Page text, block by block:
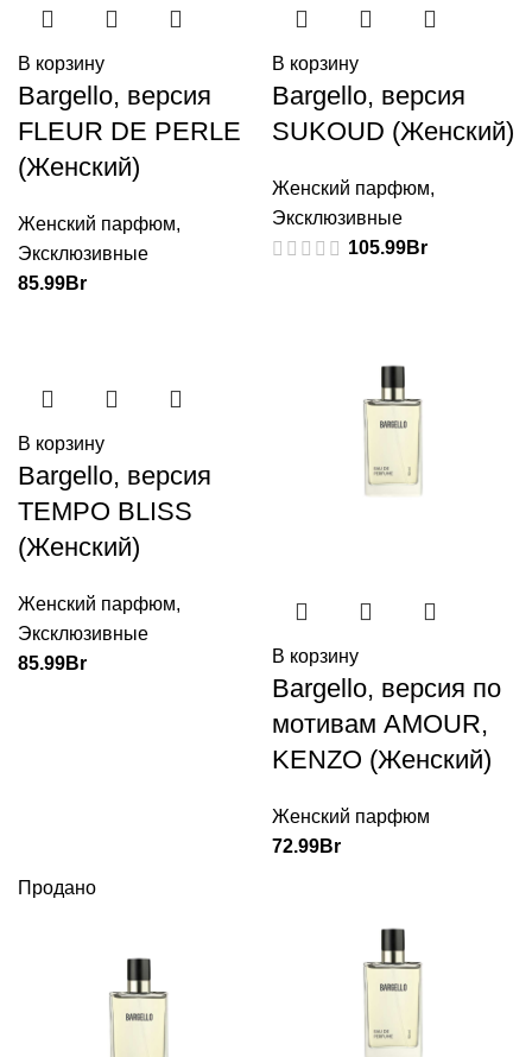
В корзину
Bargello, версия
FLEUR DE PERLE
(Женский)
Женский парфюм,
Эксклюзивные
85.99Br
В корзину
Bargello, версия
SUKOUD (Женский)
Женский парфюм,
Эксклюзивные
105.99Br
В корзину
Bargello, версия
TEMPO BLISS
(Женский)
Женский парфюм,
Эксклюзивные
85.99Br В корзину
Bargello, версия по
мотивам AMOUR,
KENZO (Женский)
Женский парфюм
72.99Br
Продано